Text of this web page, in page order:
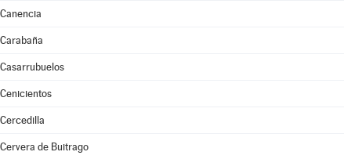
Canencia
Carabaña
Casarrubuelos
Cenicientos
Cercedilla
Cervera de Buitrago